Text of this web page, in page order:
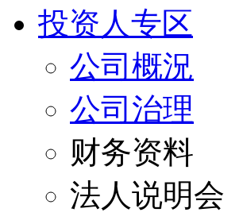
投资人专区
公司概況
公司治理
财务资料
法人说明会